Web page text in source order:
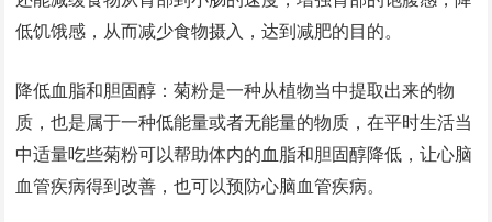
低饥饿感，从而减少食物摄入，达到减肥的目的。
降低血脂和胆固醇：菊粉是一种从植物当中提取出来的物
质，也是属于一种低能量或者无能量的物质，在平时生活当
中适量吃些菊粉可以帮助体内的血脂和胆固醇降低，让心脑
血管疾病得到改善，也可以预防心脑血管疾病。